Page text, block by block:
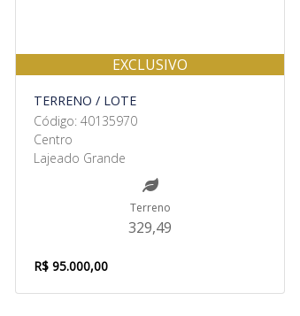
EXCLUSIVO
TERRENO / LOTE
Código: 40135970
Centro
Lajeado Grande
Terreno
329,49
R$ 95.000,00